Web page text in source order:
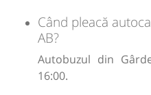
Când pleacă
AB?
Autobuzul din
16:00.